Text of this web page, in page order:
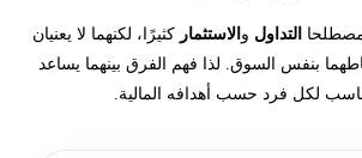
مصطلحا التداول و الاستثمار كثيرًا، لكنهما لا يعنيان
بنفس السوق. لذا فهم الفرق بينهما يساعد
لكل فرد حسب أهدافه المالية.